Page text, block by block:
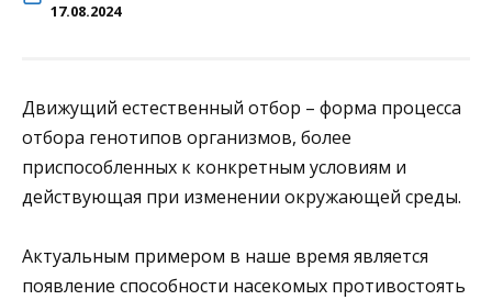
17.08.2024
Движущий естественный отбор – форма процесса
отбора генотипов организмов, более
приспособленных к конкретным условиям и
действующая при изменении окружающей среды.
Актуальным примером в наше время является
появление способности насекомых противостоять